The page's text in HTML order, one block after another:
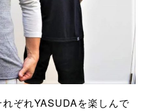
ぞれYASUDAを楽しんで